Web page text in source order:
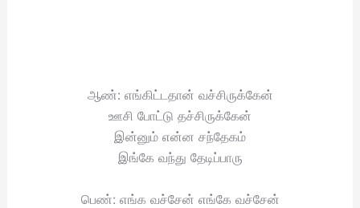
ஆண்: எங்கிட்டதான் வச்சிருக்கேன்
ஊசி போட்டு தச்சிருக்கேன்
இன்னும் என்ன சந்தேகம்
இங்கே வந்து தேடிப்பாரு
பெண்: எங்க வச்சேன் எங்கே வச்சேன்